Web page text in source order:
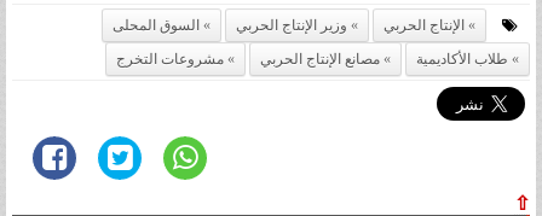
الإنتاج الحربي وزير الإنتاج الحربي
السوق المحلى
طلاب الأكاديمية
مصانع الإنتاج الحربي مشروعات التخرج
⇧